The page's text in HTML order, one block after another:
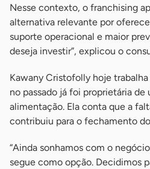
Nesse contexto, o franchising
alternativa relevante por
suporte operacional e maior
deseja investir”, explicou o
Kawany Cristofolly hoje
no passado já foi proprietária
alimentação. Ela conta que a
contribuiu para o fechamento
“Ainda sonhamos com o
segue como opção. Decidimos